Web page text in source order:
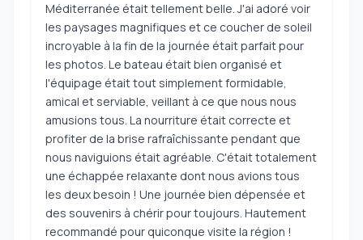
Méditerranée était tellement belle. J'ai adoré voir
les paysages magnifiques et ce coucher de soleil
incroyable à la fin de la journée était parfait pour
les photos. Le bateau était bien organisé et
l'équipage était tout simplement formidable,
amical et serviable, veillant à ce que nous nous
amusions tous. La nourriture était correcte et
profiter de la brise rafraîchissante pendant que
nous naviguions était agréable. C'était totalement
une échappée relaxante dont nous avions tous
les deux besoin ! Une journée bien dépensée et
des souvenirs à chérir pour toujours. Hautement
recommandé pour quiconque visite la région !